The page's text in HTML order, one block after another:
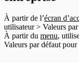
À partir de l’écran
utilisateur > Valeurs
À partir du menu,
Valeurs par défaut